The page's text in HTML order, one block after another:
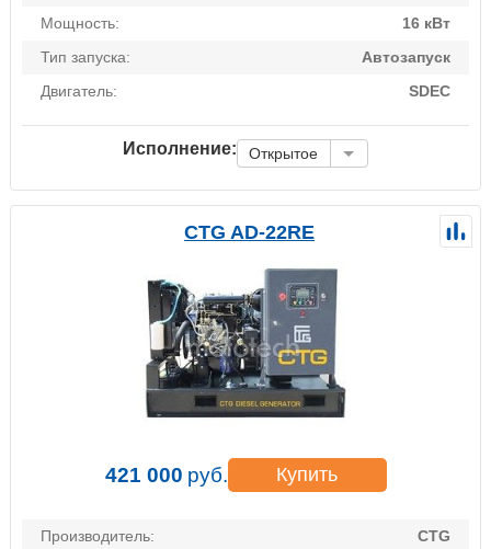
Мощность:
16 кВт
Тип запуска:
Автозапуск
Двигатель:
SDEC
Исполнение: Открытое
CTG AD-22RE
421 000 руб. Купить
Производитель:
CTG